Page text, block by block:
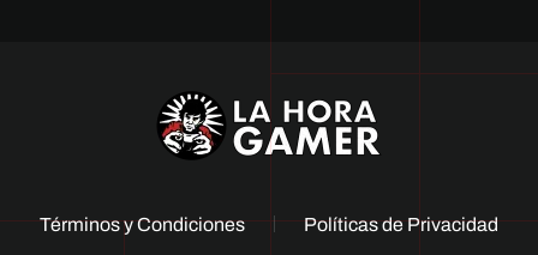
Términos y Condiciones Políticas de Privacidad